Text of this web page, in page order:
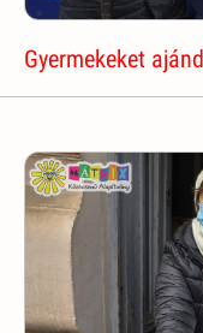
Gyermekeket